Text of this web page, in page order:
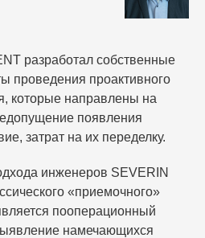
в прозрачный и строго
обеспечивая заказчику
каждого
технадзор в
нас:
преимущества
разработал собственные
проведения проактивного
которые направлены на
появления
затрат на их переделку.
инженеров SEVERIN
«приемочного»
пооперационный
намечающихся